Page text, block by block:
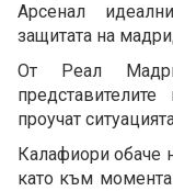
Арсенал
защитата на
От Реал
проучат
Калафиори обаче
като към